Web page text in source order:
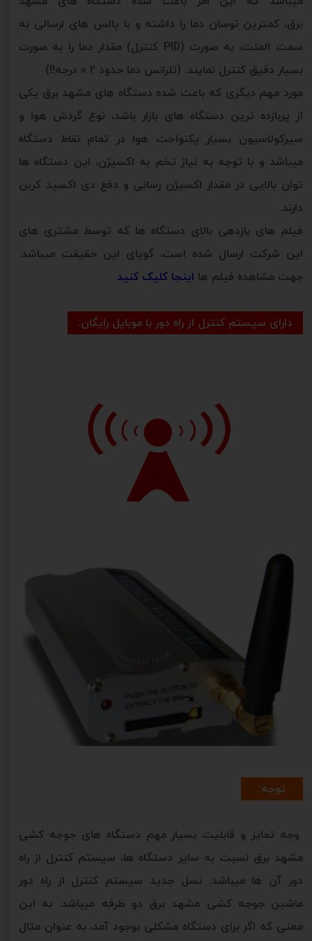
برق، کمترین نوسان دما را داشته و با پالس های ارسالی به
سمت المنت، به صورت (PID کنترل) مقدار دما را به صورت
بسیار دقیق کنترل نمایند. (تلرانس دما حدود 0.2 درجه!!)
مورد مهم دیگری که باعث شده دستگاه های مشهد برق یکی
از پربازده ترین دستگاه های بازار باشد، نوع گردش هوا و
سیرکولاسیون بسیار یکنواخت هوا در تمام نقاط دستگاه
میباشد و با توجه به نیاز تخم به اکسیژن، این دستگاه ها
توان بالایی در مقدار اکسیژن رسانی و دفع دی اکسید کربن
دارند.
فیلم های بازدهی بالای دستگاه ها که توسط مشتری های
این شرکت ارسال شده است، گویای این حقیقت میباشد.
جهت مشاهده فیلم ها اینجا کلیک کنید
دارای سیستم کنترل از راه دور با موبایل رایگان:
توجه:
وجه تمایز و قابلیت بسیار مهم دستگاه های جوجه کشی
مشهد برق نسبت به سایر دستگاه ها، سیستم کنترل از راه
دور آن ها میباشد. نسل جدید سیستم کنترل از راه دور
ماشین جوجه کشی مشهد برق دو طرفه میباشد. به این
معنی که اگر برای دستگاه مشکلی بوجود آمد، به عنوان مثال